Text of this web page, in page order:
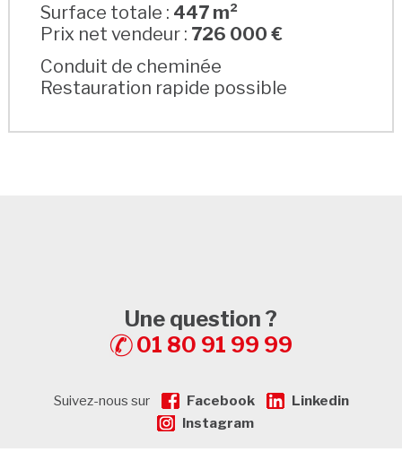
Surface totale : 447 m²
Prix net vendeur : 726 000 €
Conduit de cheminée
Restauration rapide possible
Une question ?
01 80 91 99 99
Suivez-nous sur Facebook
Linkedin
Instagram